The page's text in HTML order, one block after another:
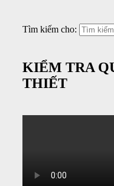
Tìm kiếm cho:
KIỂM TRA
THIẾT